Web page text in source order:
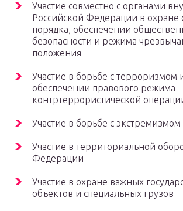
Участие совместно с органами
Российской Федерации в охране
порядка, обеспечении
безопасности и режима
положения
Участие в борьбе с терроризмом
обеспечении правового режима
контртеррористической
Участие в борьбе с экстремизмом
Участие в территориальной
Федерации
Участие в охране важных
объектов и специальных грузов